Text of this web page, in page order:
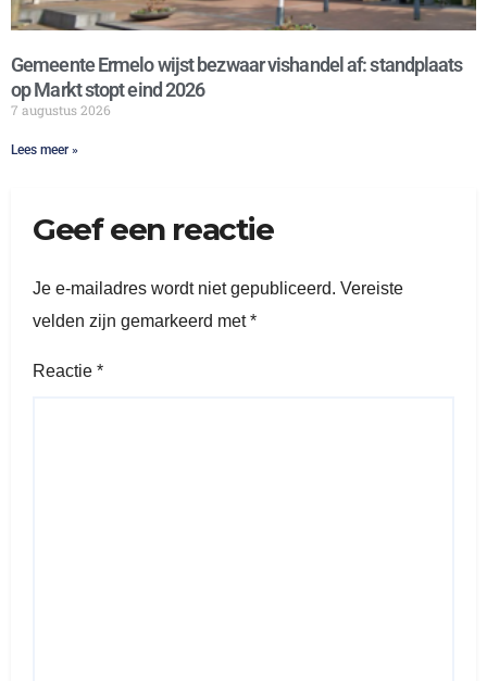
Gemeente Ermelo wijst bezwaar vishandel af: standplaats
op Markt stopt eind 2026
7 augustus 2026
Lees meer »
Geef een reactie
Je e-mailadres wordt niet gepubliceerd. Vereiste
velden zijn gemarkeerd met*
Reactie *